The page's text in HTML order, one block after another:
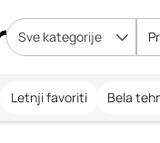
Sve kategorije
Letnji favoriti Bela